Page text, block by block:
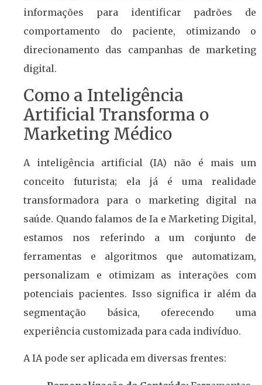
informações para identificar padrões de
comportamento do paciente, otimizando o
direcionamento das campanhas de marketing
digital.
Como a Inteligência
Artificial Transforma o
Marketing Médico
A inteligência artificial (IA) não é mais um
conceito futurista; ela já é uma realidade
transformadora para o marketing digital na
saúde. Quando falamos de Ia e Marketing Digital,
estamos nos referindo a um conjunto de
ferramentas e algoritmos que automatizam,
personalizam e otimizam as interações com
potenciais pacientes. Isso significa ir além da
segmentação básica, oferecendo uma
experiência customizada para cada indivíduo.
A IA pode ser aplicada em diversas frentes: